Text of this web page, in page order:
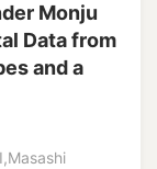
Monju
Data from
and a